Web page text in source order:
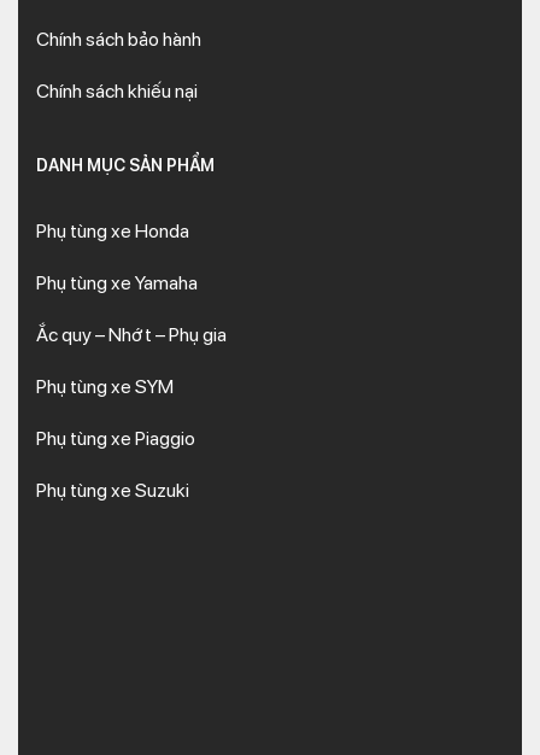
Chính sách bảo hành
Chính sách khiếu nại
DANH MỤC SẢN PHẨM
Phụ tùng xe Honda
Phụ tùng xe Yamaha
Ắc quy – Nhớt – Phụ gia
Phụ tùng xe SYM
Phụ tùng xe Piaggio
Phụ tùng xe Suzuki